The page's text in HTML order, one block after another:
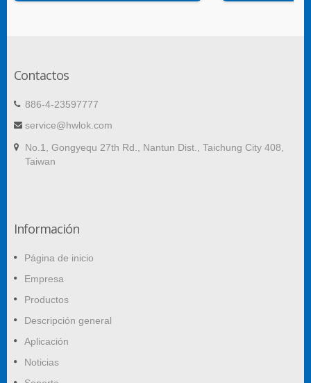
Contactos
886-4-23597777
service@hwlok.com
No.1, Gongyequ 27th Rd., Nantun Dist., Taichung City 408,
Taiwan
Información
Página de inicio
Empresa
Productos
Descripción general
Aplicación
Noticias